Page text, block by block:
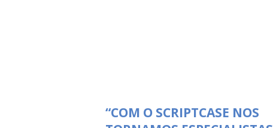
“COM O SCRIPTCASE NOS